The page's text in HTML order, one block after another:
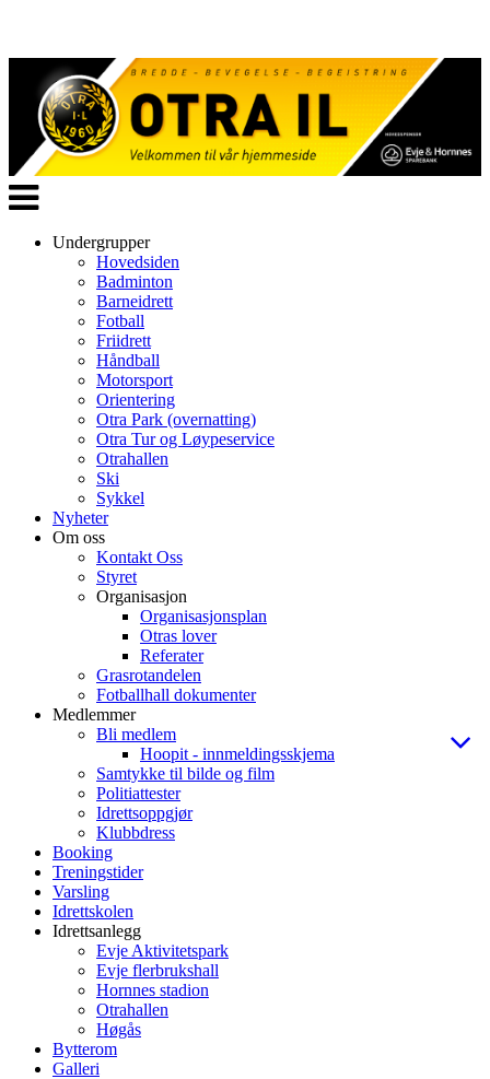
Veksle
navigasjon
Undergrupper
Hovedsiden
Badminton
Barneidrett
Fotball
Friidrett
Håndball
Motorsport
Orientering
Otra Park (overnatting)
Otra Tur og Løypeservice
Otrahallen
Ski
Sykkel
Nyheter
Om oss
Kontakt Oss
Styret
Organisasjon
Organisasjonsplan
Otras lover
Referater
Grasrotandelen
Fotballhall dokumenter
Medlemmer
Bli medlem
Hoopit - innmeldingsskjema
Samtykke til bilde og film
Politiattester
Idrettsoppgjør
Klubbdress
Booking
Treningstider
Varsling
Idrettskolen
Idrettsanlegg
Evje Aktivitetspark
Evje flerbrukshall
Hornnes stadion
Otrahallen
Høgås
Bytterom
Galleri